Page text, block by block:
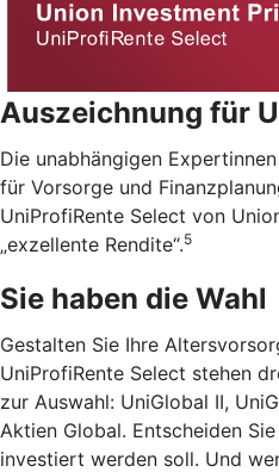
Auszeichnung für
Die unabhängigen
für Vorsorge und
UniProfiRente Select von
„exzellente Rendite“.5
Sie haben die Wahl
Gestalten Sie Ihre
UniProfiRente Select stehen
zur Auswahl: UniGlobal II,
Aktien Global. Entscheiden
investiert werden soll. Und